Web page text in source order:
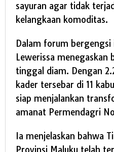
sayuran agar tidak
kelangkaan komoditas.
Dalam forum bergengsi
Lewerissa menegaskan
tinggal diam. Dengan
kader tersebar di 11
siap menjalankan
amanat Permendagri
Ia menjelaskan bahwa